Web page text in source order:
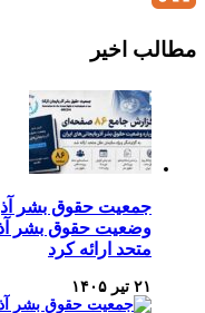
مطالب اخیر
جمعیت حقوق بشر
وضعیت حقوق بشر
متحد ارائه کرد
۲۱ تیر ۱۴۰۵